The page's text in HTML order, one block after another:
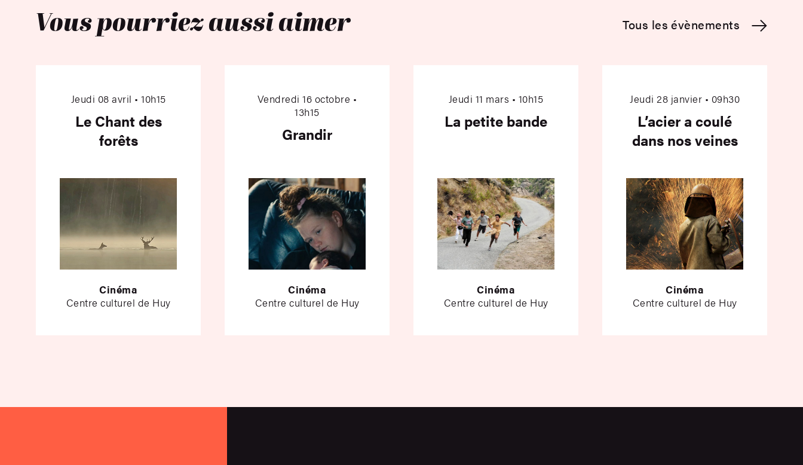
Vous pourriez aussi aimer Tous les évènements
Jeudi 08 avril • 10h15
Le Chant des
forêts
Cinéma
Centre culturel de Huy
Vendredi 16 octobre •
13h15
Grandir
Cinéma
Centre culturel de Huy
Jeudi 11 mars • 10h15
La petite bande
Cinéma
Centre culturel de Huy
Jeudi 28 janvier • 09h30
L’acier a coulé
dans nos veines
Cinéma
Centre culturel de Huy